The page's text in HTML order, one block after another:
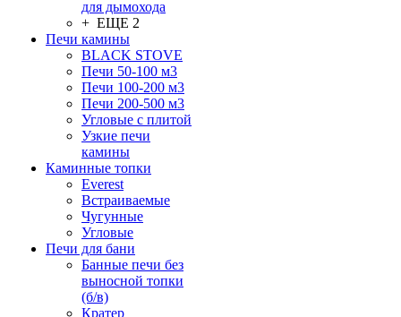
для дымохода
+ ЕЩЕ 2
Печи камины
BLACK STOVE
Печи 50-100 м3
Печи 100-200 м3
Печи 200-500 м3
Угловые с плитой
Узкие печи
камины
Каминные топки
Everest
Встраиваемые
Чугунные
Угловые
Печи для бани
Банные печи без
выносной топки
(б/в)
Кратер